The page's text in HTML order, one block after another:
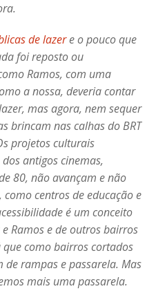
de lazere o pouco que
foi reposto ou
Ramos, com uma
a nossa, deveria contar
mas agora, nem sequer
brincam nas calhas do BRT
projetos culturais
antigos cinemas,
80, não avançam e não
centros de educação e
é um conceito
Ramos e de outros bairros
como bairros cortados
rampas e passarela. Mas
mais uma passarela.